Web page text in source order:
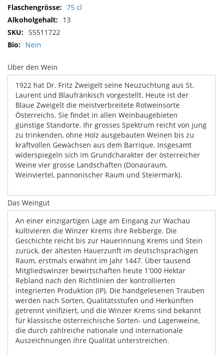
75 cl
13
55511722
Nein
Über den Wein
1922 hat Dr. Fritz Zweigelt seine Neuzüchtung aus St.
Laurent und Blaufränkisch vorgestellt. Heute ist der
Blaue Zweigelt die meistverbreitete Rotweinsorte
Österreichs. Sie findet in allen Weinbaugebieten
günstige Standorte. Ihr grosses Spektrum reicht von jung
zu trinkenden, ohne Holz ausgebauten Weinen bis zu
kraftvollen Gewächsen aus dem Barrique. Insgesamt
widerspiegeln sich im Grundcharakter der österreicher
Weine vier grosse Landschaften (Donauraum,
Weinviertel, pannonischer Raum und Steiermark).
Das Weingut
An einer einzigartigen Lage am Eingang zur Wachau
kultivieren die Winzer Krems ihre Rebberge. Die
Geschichte reicht bis zur Hauerinnung Krems und Stein
zurück, der ältesten Hauerzunft im deutschsprachigen
Raum, erstmals erwähnt im Jahr 1447. Über tausend
Mitgliedswinzer bewirtschaften heute 1'000 Hektar
Rebland nach den Richtlinien der kontrollierten
integrierten Produktion (IP). Die handgelesenen Trauben
werden nach Sorten, Qualitätsstufen und Herkünften
getrennt vinifiziert, und die Winzer Krems sind bekannt
für klassische österreichische Sorten- und Lagenweine,
die durch zahlreiche nationale und internationale
Auszeichnungen ihre Qualität unterstreichen.